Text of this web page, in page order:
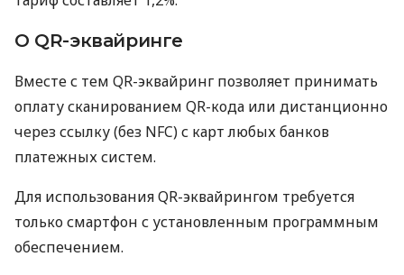
О QR-эквайринге
Вместе с тем QR-эквайринг позволяет принимать
оплату сканированием QR-кода или дистанционно
через ссылку (без NFC) с карт любых банков
платежных систем.
Для использования QR-эквайрингом требуется
только смартфон с установленным программным
обеспечением.